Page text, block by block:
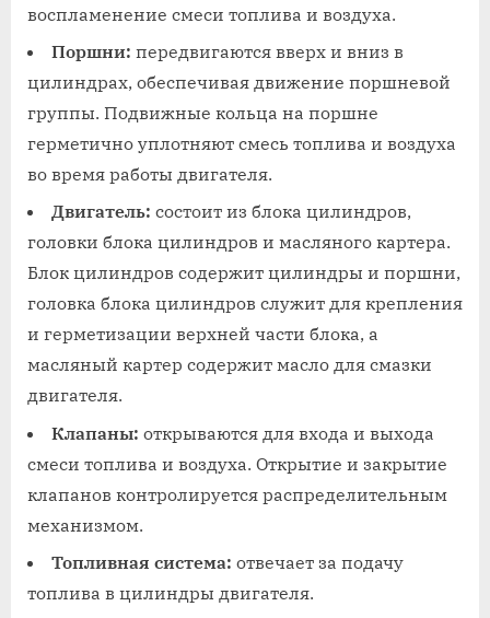
воспламенение смеси топлива и воздуха.
Поршни: передвигаются вверх и вниз в
цилиндрах, обеспечивая движение поршневой
группы. Подвижные кольца на поршне
герметично уплотняют смесь топлива и воздуха
во время работы двигателя.
Двигатель: состоит из блока цилиндров,
головки блока цилиндров и масляного картера.
Блок цилиндров содержит цилиндры и поршни,
головка блока цилиндров служит для крепления
и герметизации верхней части блока, а
масляный картер содержит масло для смазки
двигателя.
Клапаны: открываются для входа и выхода
смеси топлива и воздуха. Открытие и закрытие
клапанов контролируется распределительным
механизмом.
Топливная система: отвечает за подачу
топлива в цилиндры двигателя.